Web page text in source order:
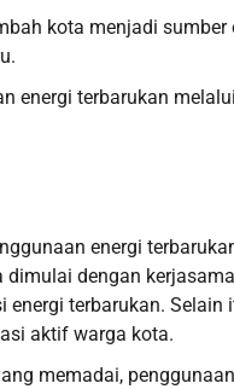
kota menjadi
energi terbarukan
energi
dengan
terbarukan.
aktif warga kota.
memadai,